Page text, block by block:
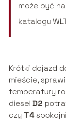
może być
katalogu
Krótki dojazd
mieście,
temperatury
diesel D2
czy T4